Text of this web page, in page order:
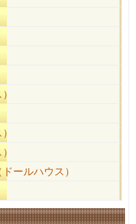
ールハウス）